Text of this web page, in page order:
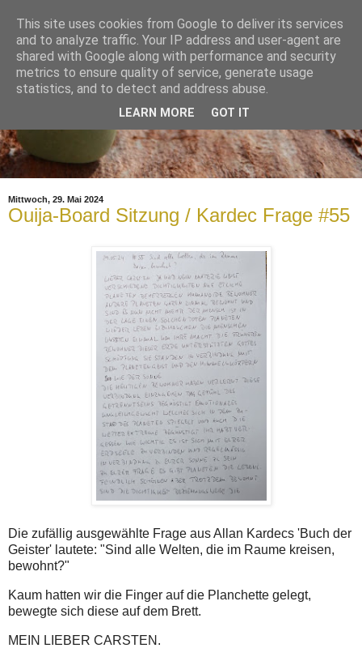
Mittwoch, 29. Mai 2024
Ouija-Board Sitzung / Kardec Frage #55
Die zufällig ausgewählte Frage aus Allan Kardecs 'Buch der
Geister' lautete: "Sind alle Welten, die im Raume kreisen,
bewohnt?"
Kaum hatten wir die Finger auf die Planchette gelegt,
bewegte sich diese auf dem Brett.
MEIN LIEBER CARSTEN.
This site uses cookies from Google to deliver its services
and to analyze traffic. Your IP address and user-agent are
shared with Google along with performance and security
metrics to ensure quality of service, generate usage
statistics, and to detect and address abuse.
LEARN MORE GOT IT